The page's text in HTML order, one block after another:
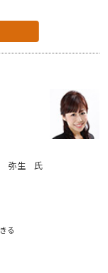
弥生 氏
る